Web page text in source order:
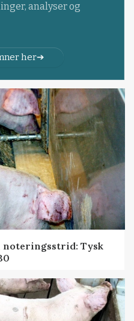
analyser og
her
noteringsstrid: Tysk